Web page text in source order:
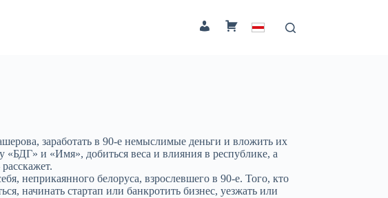
Мой аккаунт
Корзина
заработать в 90-е немыслимые деньги и вложить их
«БДГ» и «Имя», добиться веса и влияния в республике, а
неприкаянного белоруса, взрослевшего в 90-е. Того, кто
начинать стартап или банкротить бизнес, уезжать или